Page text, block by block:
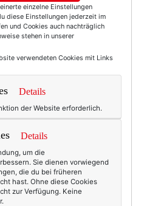
mit dem
einzelne Einstellungen
diese Einstellungen jederzeit im
und Cookies auch nachträglich
stehen in unserer
verwendeten Cookies mit Links
Details
der Website erforderlich.
Details
um die
Sie dienen vorwiegend
die du bei früheren
hast. Ohne diese Cookies
zur Verfügung. Keine